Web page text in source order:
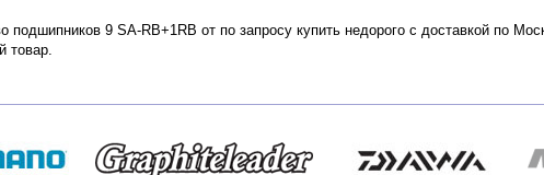
подшипников 9 SA-RB+1RB от по запросу купить недорого с доставкой по
товар.